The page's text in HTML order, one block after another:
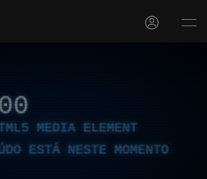
MEDIA ELEMENT
ESTÁ NESTE MOMENTO